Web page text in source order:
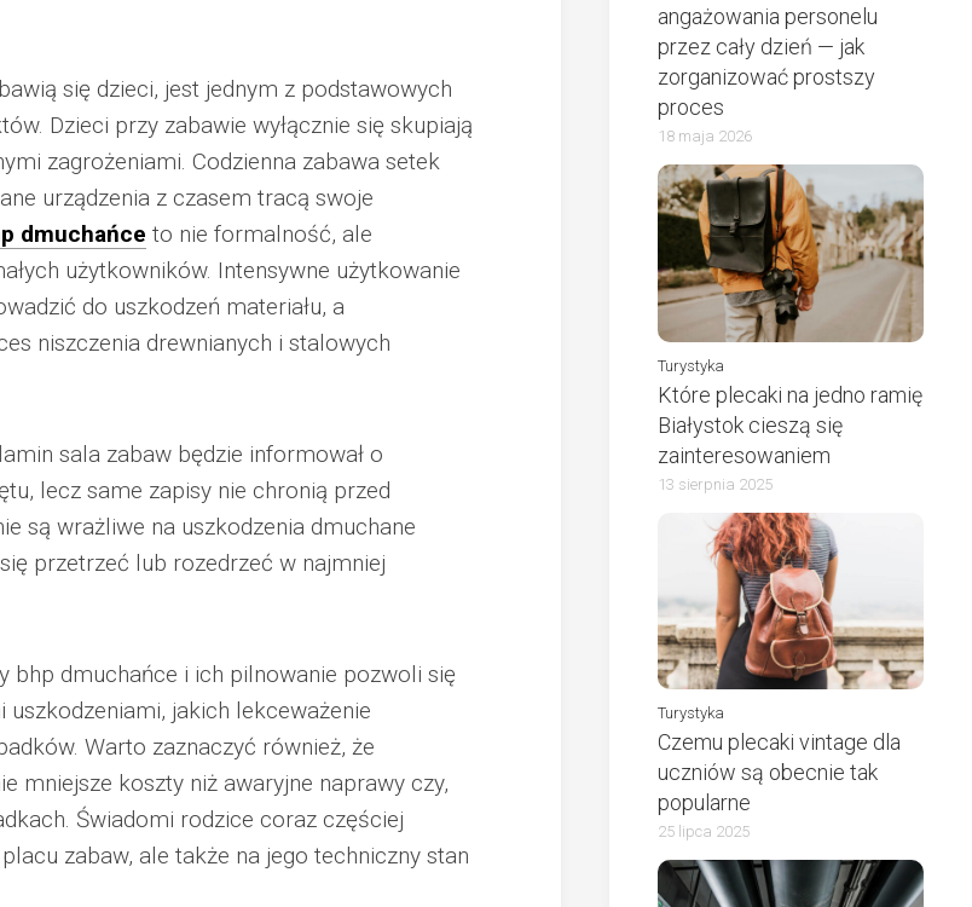
się dzieci, jest jednym z podstawowych
Dzieci przy zabawie wyłącznie się skupiają
zagrożeniami. Codzienna zabawa setek
urządzenia z czasem tracą swoje
dmuchańce to nie formalność, ale
użytkowników. Intensywne użytkowanie
do uszkodzeń materiału, a
niszczenia drewnianych i stalowych
sala zabaw będzie informował o
lecz same zapisy nie chronią przed
są wrażliwe na uszkodzenia dmuchane
przetrzeć lub rozedrzeć w najmniej
bhp dmuchańce i ich pilnowanie pozwoli się
jakich lekceważenie
Warto zaznaczyć również, że
mniejsze koszty niż awaryjne naprawy czy,
Świadomi rodzice coraz częściej
zabaw, ale także na jego techniczny stan
angażowania personelu
przez cały dzień — jak
zorganizować prostszy
proces
18 maja 2026
Turystyka
Które plecaki na jedno ramię
Białystok cieszą się
zainteresowaniem
13 sierpnia 2025
Turystyka
Czemu plecaki vintage dla
uczniów są obecnie tak
popularne
25 lipca 2025